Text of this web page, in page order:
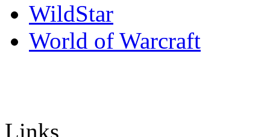
WildStar
World of Warcraft
Links